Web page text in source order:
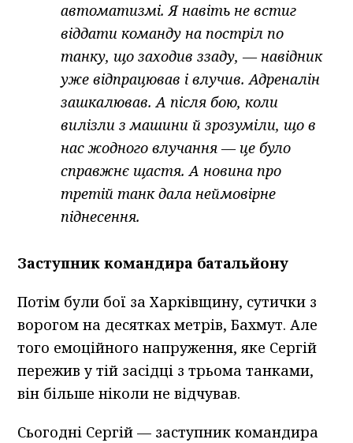
автоматизмі. Я навіть не встиг
віддати команду на постріл по
танку, що заходив ззаду, — навідник
уже відпрацював і влучив. Адреналін
зашкалював. А після бою, коли
вилізли з машини й зрозуміли, що в
нас жодного влучання — це було
справжнє щастя. А новина про
третій танк дала неймовірне
піднесення.
Заступник командира батальйону
Потім були бої за Харківщину, сутички з
ворогом на десятках метрів, Бахмут. Але
того емоційного напруження, яке Сергій
пережив у тій засідці з трьома танками,
він більше ніколи не відчував.
Сьогодні Сергій — заступник командира